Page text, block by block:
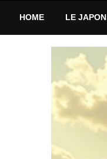
HOME LE JAPON